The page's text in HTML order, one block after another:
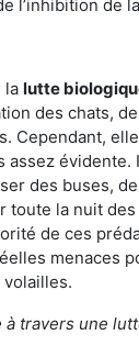
l’inhibition de
la lutte
des chats,
Cependant,
assez
des buses,
toute la nuit
de ces
menaces
volailles.
à travers une